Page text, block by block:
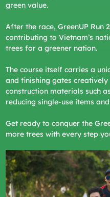
green value.
After the race, GreenUP Run
contributing to Vietnam’s
trees for a greener nation.
The course itself carries a
and finishing gates
construction materials such
reducing single-use items
Get ready to conquer the
more trees with every step